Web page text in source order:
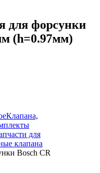
для форсунки
(h=0.97мм)
Клапана,
для
клапана
Bosch CR